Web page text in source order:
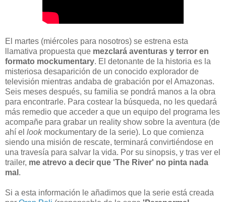
El martes (miércoles para nosotros) se estrena esta
llamativa propuesta que mezclará aventuras y terror en
formato mockumentary. El detonante de la historia es la
misteriosa desaparición de un conocido explorador de
televisión mientras andaba de grabación por el Amazonas.
Seis meses después, su familia se pondrá manos a la obra
para encontrarle. Para costear la búsqueda, no les quedará
más remedio que acceder a que un equipo del programa les
acompañe para grabar un reality show sobre la aventura (de
ahí el lookmockumentary de la serie). Lo que comienza
siendo una misión de rescate, terminará convirtiéndose en
una travesía para salvar la vida. Por su sinopsis, y tras ver el
trailer, me atrevo a decir que 'The River' no pinta nada
mal .
Si a esta información le añadimos que la serie está creada